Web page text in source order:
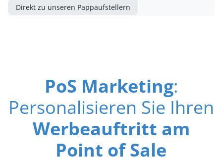
Direkt zu unseren Pappaufstellern
PoS Marketing:
Personalisieren Sie Ihren
Werbeauftritt am
Point of Sale